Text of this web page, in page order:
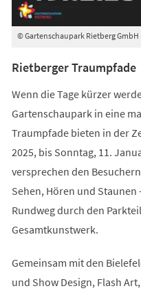
© Gartenschaupark Rietberg GmbH
Rietberger Traumpfade
Wenn die Tage kürzer
Gartenschaupark in eine
Traumpfade bieten in der
2025, bis Sonntag, 11.
versprechen den
Sehen, Hören und
Rundweg durch den
Gesamtkunstwerk.
Gemeinsam mit den
und Show Design, Flash